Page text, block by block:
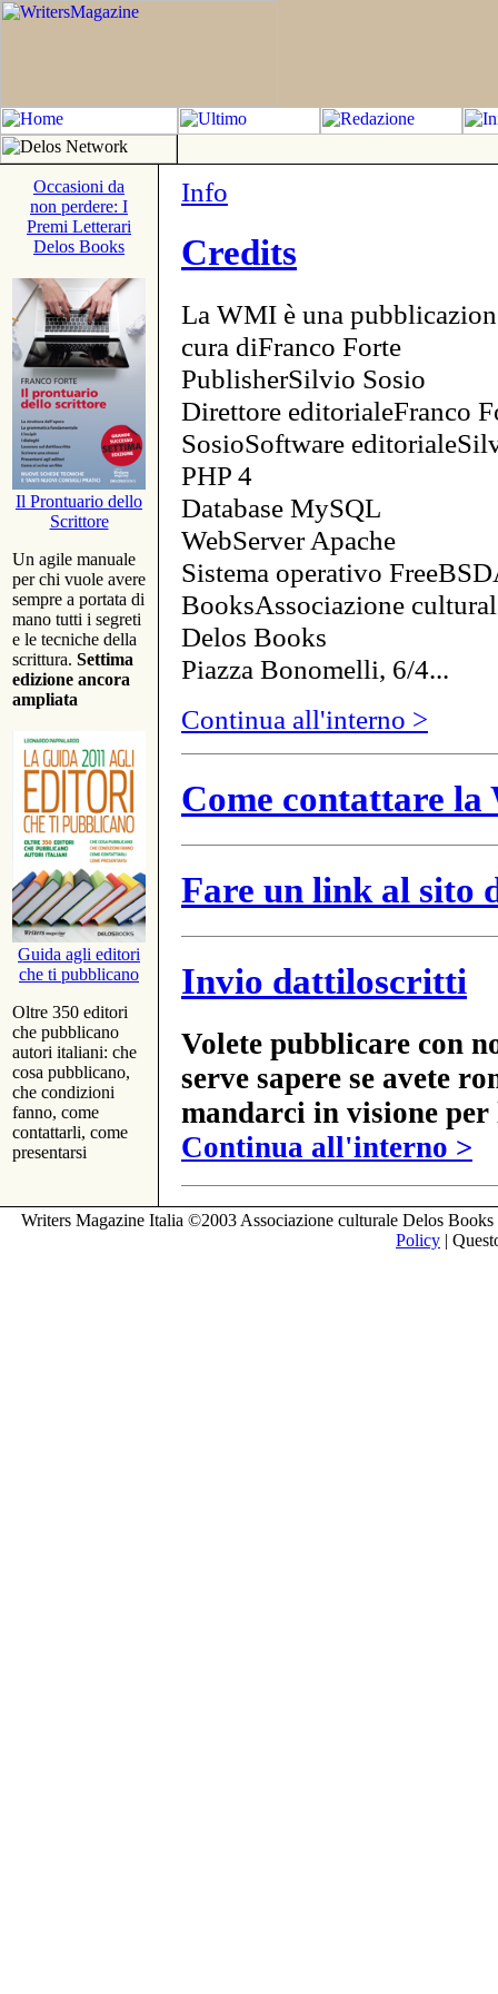
Occasioni da
non perdere: I
Premi Letterari
Delos Books
Il Prontuario dello
Scrittore
Un agile manuale
per chi vuole avere
sempre a portata di
mano tutti i segreti
e le tecniche della
scrittura. Settima
edizione ancora
ampliata
Guida agli editori
che ti pubblicano
Oltre 350 editori
che pubblicano
autori italiani: che
cosa pubblicano,
che condizioni
fanno, come
contattarli, come
presentarsi
Info
Credits
La WMI è una
cura diFranco Forte
PublisherSilvio Sosio
Direttore editorialeFranco
SosioSoftware
PHP 4
Database MySQL
WebServer Apache
Sistema operativo
BooksAssociazione
Delos Books
Piazza Bonomelli, 6/4...
Continua all'interno >
Come contattare
Fare un link al sito
Invio dattiloscritti
Volete pubblicare con
serve sapere se avete
mandarci in visione
Continua all'interno >
Writers Magazine Italia ©2003 Associazione culturale Delos
Policy |